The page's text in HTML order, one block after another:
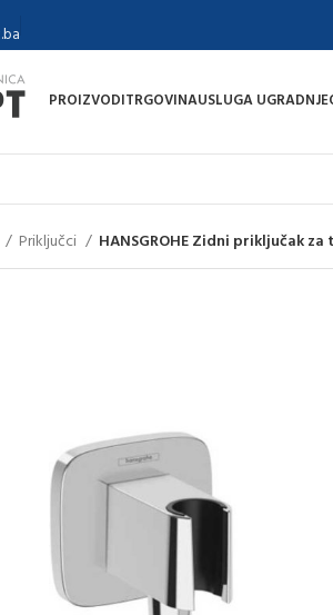
PROIZVODITRGOVINAUSLUGA UGRADNJE
Priključci HANSGROHE Zidni priključak